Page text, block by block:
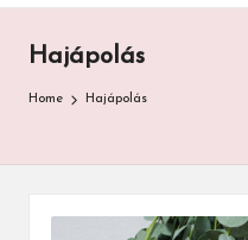
Hajápolás
Home Hajápolás